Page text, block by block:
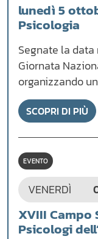
lunedì 5
Psicologia
Segnate la data
Giornata
organizzando
SCOPRI DI PIÙ
EVENTO
VENERDÌ
XVIII Campo
Psicologi